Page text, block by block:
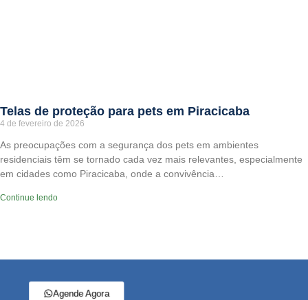
Telas de proteção para pets em Piracicaba
4 de fevereiro de 2026
As preocupações com a segurança dos pets em ambientes
residenciais têm se tornado cada vez mais relevantes, especialmente
em cidades como Piracicaba, onde a convivência…
Continue lendo
Agende Agora